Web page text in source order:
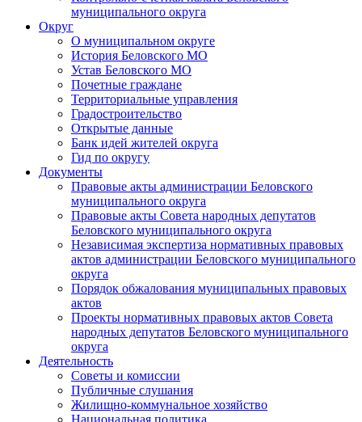
муниципального округа
Округ
О муниципальном округе
История Беловского МО
Устав Беловского МО
Почетные граждане
Территориальные управления
Градостроительство
Открытые данные
Банк идей жителей округа
Гид по округу
Документы
Правовые акты администрации Беловского
муниципального округа
Правовые акты Совета народных депутатов
Беловского муниципального округа
Независимая экспертиза нормативных правовых
актов администрации Беловского муниципального
округа
Порядок обжалования муниципальных правовых
актов
Проекты нормативных правовых актов Совета
народных депутатов Беловского муниципального
округа
Деятельность
Советы и комиссии
Публичные слушания
Жилищно-коммунальное хозяйство
Национальная политика